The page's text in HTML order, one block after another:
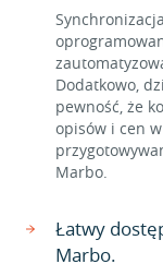
Dodatkowo,
pewność, że
opisów i cen
Marbo.
Łatwy
Marbo.